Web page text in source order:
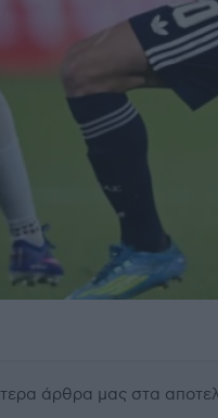
άρθρα μας στα